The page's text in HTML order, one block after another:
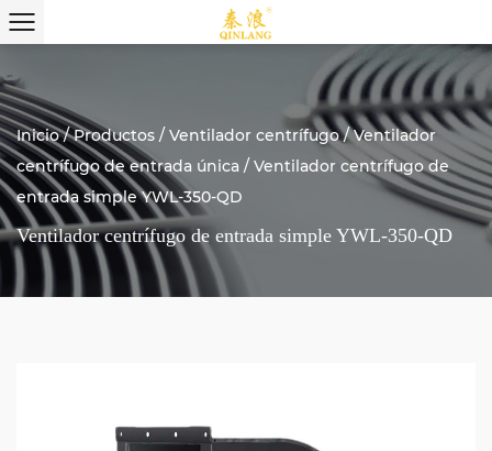
Inicio/Productos / Ventilador centrífugo/Ventilador
centrífugo de entrada única / Ventilador centrífugo de
entrada simple YWL-350-QD
Ventilador centrífugo de entrada simple YWL-350-QD